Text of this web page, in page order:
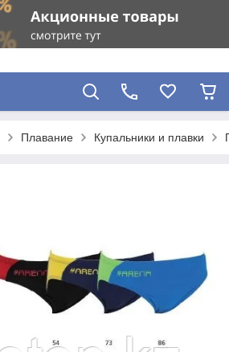
Плавание Купальники и плавки